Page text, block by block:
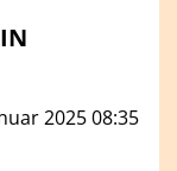
2025 08:35